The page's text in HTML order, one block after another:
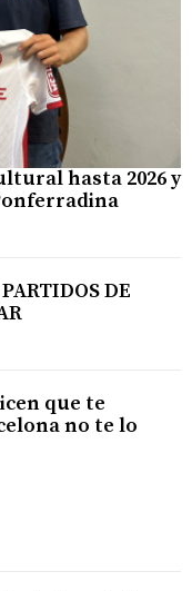
hasta 2026 y
DE
que te
no te lo